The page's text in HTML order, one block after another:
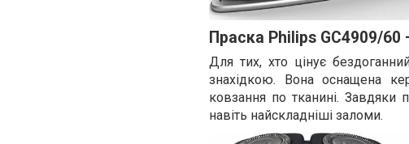
Праска Philips GC4909/60
Для тих, хто цінує
знахідкою. Вона оснащена
ковзання по тканині.
навіть найскладніші заломи.